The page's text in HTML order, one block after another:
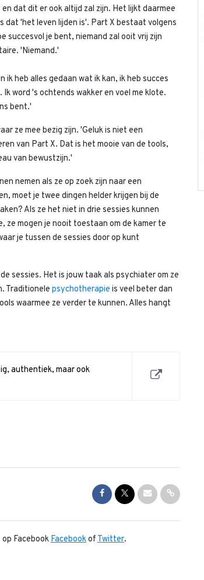
dat dit er ook altijd zal zijn. Het lijkt daarmee
dat 'het leven lijden is'. Part X bestaat volgens
je bent, niemand zal ooit vrij zijn
'Niemand.'
heb alles gedaan wat ik kan, ik heb succes
word 's ochtends wakker en voel me klote.
bent.'
ze mee bezig zijn. 'Geluk is niet een
van Part X. Dat is het mooie van de tools,
van bewustzijn.'
nemen als ze op zoek zijn naar een
moet je twee dingen helder krijgen bij de
Als ze het niet in drie sessies kunnen
ze mogen je nooit toestaan om de kamer te
je tussen de sessies door op kunt
sessies. Het is jouw taak als psychiater om ze
Traditionele psychotherapie is veel beter dan
waarmee ze verder te kunnen. Alles hangt
authentiek, maar ook
Share on Facebook
Share on Twitter
Share via Mail
Share link
FacebookFacebookofTwitter.